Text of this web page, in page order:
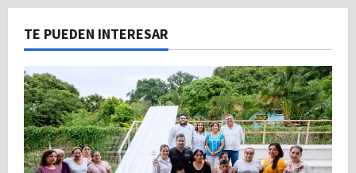
TE PUEDEN INTERESAR